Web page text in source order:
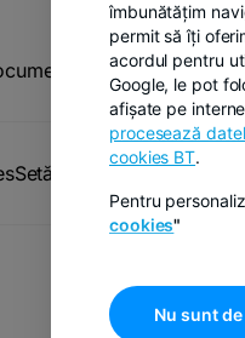
utile
Setări cookies
îmbunătățim
permit să îți
acordul pentru
Google, le pot
afișate pe
procesează
cookies BT.
Pentru
cookies"
Nu sunt